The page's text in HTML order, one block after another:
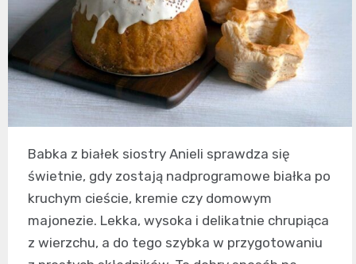
Babka z białek siostry Anieli sprawdza się
świetnie, gdy zostają nadprogramowe białka po
kruchym cieście, kremie czy domowym
majonezie. Lekka, wysoka i delikatnie chrupiąca
z wierzchu, a do tego szybka w przygotowaniu